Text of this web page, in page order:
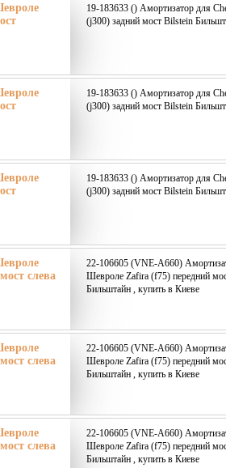
19-183633 () Амортизатор для
(j300) задний мост Bilstein
19-183633 () Амортизатор для
(j300) задний мост Bilstein
19-183633 () Амортизатор для
(j300) задний мост Bilstein
слева
22-106605 (VNE-A660)
Шевроле Zafira (f75) передний
Бильштайн , купить в Киеве
слева
22-106605 (VNE-A660)
Шевроле Zafira (f75) передний
Бильштайн , купить в Киеве
слева
22-106605 (VNE-A660)
Шевроле Zafira (f75) передний
Бильштайн , купить в Киеве